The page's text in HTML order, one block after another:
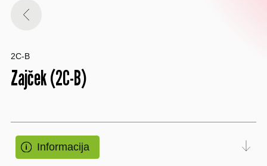
2C-B
Zajček (2C-B)
Informacija